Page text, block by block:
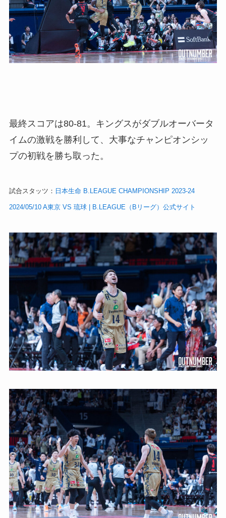
最終スコアは80-81。キングスがダブルオーバータ
イムの激戦を勝利して、大事なチャンピオンシッ
プの初戦を勝ち取った。
試合スタッツ： 日本生命 B.LEAGUE CHAMPIONSHIP 2023-24
2024/05/10 A東京 VS 琉球 | B.LEAGUE（Bリーグ）公式サイト